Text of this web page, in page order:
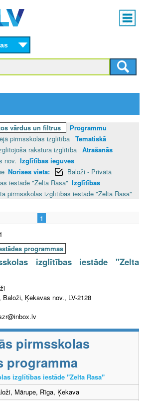
content
Main
menu
vārdus un filtrus
Programmu
pirmsskolas izglītība Tematiskā
rakstura izglītība Atrašanās
nov. Izglītības ieguves
Norises vieta:
Baloži - Privātā
iestāde "Zelta Rasa" Izglītības
pirmsskolas izglītības iestāde "Zelta Rasa"
1
programmas
izglītības iestāde "Zelta
Ķekavas nov., LV-2128
pirmsskolas
programma
izglītības iestāde "Zelta Rasa"
Mārupe, Rīga, Ķekava